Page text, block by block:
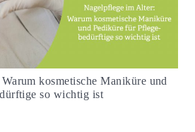
kosmetische Maniküre und
so wichtig ist